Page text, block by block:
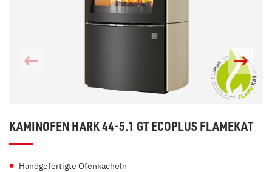
KAMINOFEN HARK 44-5.1 GT ECOPLUS FLAMEKAT
Handgefertigte Ofenkacheln